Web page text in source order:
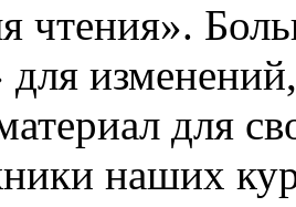
чтения».
для
наших